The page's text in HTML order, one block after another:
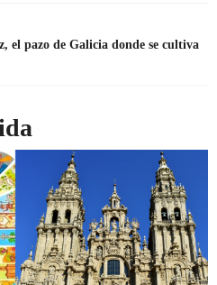
el pazo de Galicia donde se cultiva